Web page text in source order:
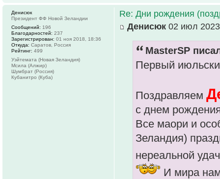
Re: Дни рождения
Денисюк 02 июл
MasterSP
Первый
Поздравляем
с днем
Все маори и
Зеландия)
нереальной
И мира
Денисюк
Президент ФФ Новой Зеландии
Сообщений: 196
Благодарностей: 237
Зарегистрирован: 01 ноя 2018, 18:36
Откуда: Саратов, Россия
Рейтинг: 499
Уэйтемата (Новая Зеландия)
Мсила (Алжир)
Шумбрат (Россия)
Кубанитро (Куба)